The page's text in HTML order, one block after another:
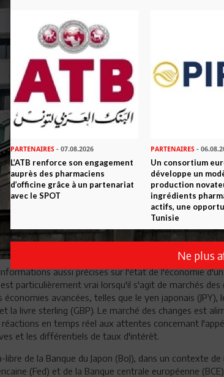
aussi précises sur l'état de l'économie
particulièrement vrai lorsqu'il s'agit de marchés
économies avancées, telles que le yen japonais (JPY),
la livre sterling (GBP). Le marché des changes est
en temps réel aux attentes concernant
et les différentiels de taux d'intérêt.
de la Banque du Japon (BoJ), dans un contexte
(Fed) et de la Banque centrale européenne
PARTENAIRES - 07.08.2026
L’ATB renforce son engagement
auprès des pharmaciens
d’officine grâce à un partenariat
avec le SPOT
PARTENAIRES -
Un consortium
développe un
production
ingrédients
actifs, une
Tunisie
Ne plus